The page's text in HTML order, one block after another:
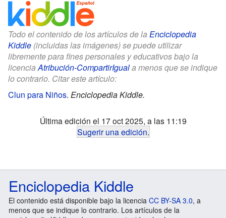
Todo el contenido de los artículos de la Enciclopedia
Kiddle (incluidas las imágenes) se puede utilizar
libremente para fines personales y educativos bajo la
licenciaAtribución-CompartirIguala menos que se indique
lo contrario. Citar este artículo:
Clun para Niños. Enciclopedia Kiddle.
Última edición el 17 oct 2025, a las 11:19
Sugerir una edición.
Enciclopedia Kiddle
El contenido está disponible bajo la licencia CC BY-SA 3.0, a
menos que se indique lo contrario. Los artículos de la